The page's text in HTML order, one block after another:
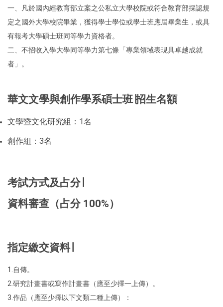
一、凡於國內經教育部立案之公私立大學校院或符合教育部採認規
定之國外大學校院畢業，獲得學士學位或學士班應屆畢業生，或具
有報考大學碩士班同等學力資格者。
二、不招收入學大學同等學力第七條「專業領域表現具卓越成就
者」。
華文文學與創作學系碩士班∣招生名額
文學暨文化研究組：1名
創作組：3名
考試方式及占分∣
資料審查（占分 100%）
指定繳交資料∣
1.自傳。
2.研究計畫書或寫作計畫書（應至少擇一上傳）。
3.作品（應至少擇以下文類二種上傳）：